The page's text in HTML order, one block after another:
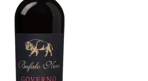
Kleine flesjes
Cadeaubonnen